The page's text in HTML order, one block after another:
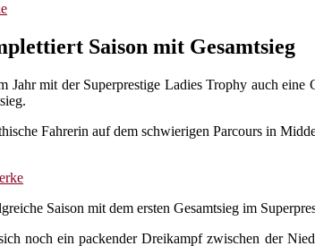
Saison mit Gesamtsieg
Jahr mit der Superprestige Ladies Trophy auch
Fahrerin auf dem schwierigen Parcours in
Saison mit dem ersten Gesamtsieg im
noch ein packender Dreikampf zwischen der